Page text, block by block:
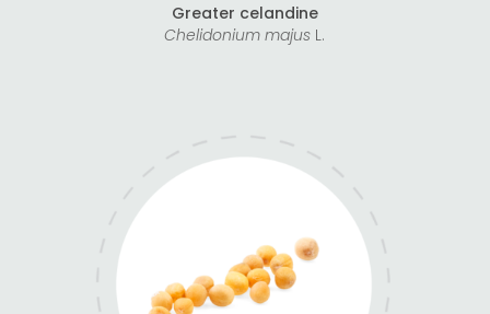
Greater celandine
Chelidonium majus L.